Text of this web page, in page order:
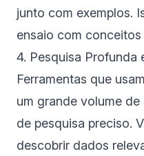
junto com exemplos.
ensaio com conceitos
4. Pesquisa Profunda
Ferramentas que
um grande volume
de pesquisa preciso.
descobrir dados